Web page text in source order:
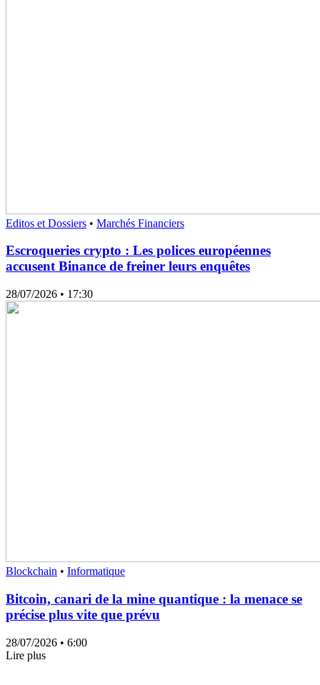
Editos et Dossiers • Marchés Financiers
Escroqueries crypto : Les polices européennes
accusent Binance de freiner leurs enquêtes
28/07/2026 • 17:30
Blockchain • Informatique
Bitcoin, canari de la mine quantique : la menace se
précise plus vite que prévu
28/07/2026 • 6:00
Lire plus